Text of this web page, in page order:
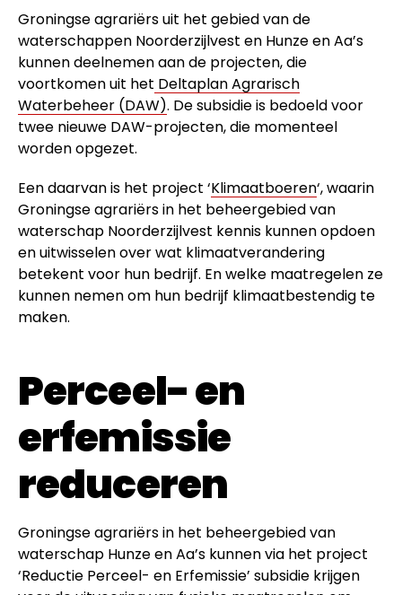
Groningse agrariërs uit het gebied van de
waterschappen Noorderzijlvest en Hunze en Aa’s
kunnen deelnemen aan de projecten, die
voortkomen uit het Deltaplan Agrarisch
Waterbeheer (DAW). De subsidie is bedoeld voor
twee nieuwe DAW-projecten, die momenteel
worden opgezet.
Een daarvan is het project ‘Klimaatboeren‘, waarin
Groningse agrariërs in het beheergebied van
waterschap Noorderzijlvest kennis kunnen opdoen
en uitwisselen over wat klimaatverandering
betekent voor hun bedrijf. En welke maatregelen ze
kunnen nemen om hun bedrijf klimaatbestendig te
maken.
Perceel- en
erfemissie
reduceren
Groningse agrariërs in het beheergebied van
waterschap Hunze en Aa’s kunnen via het project
‘Reductie Perceel- en Erfemissie’ subsidie krijgen